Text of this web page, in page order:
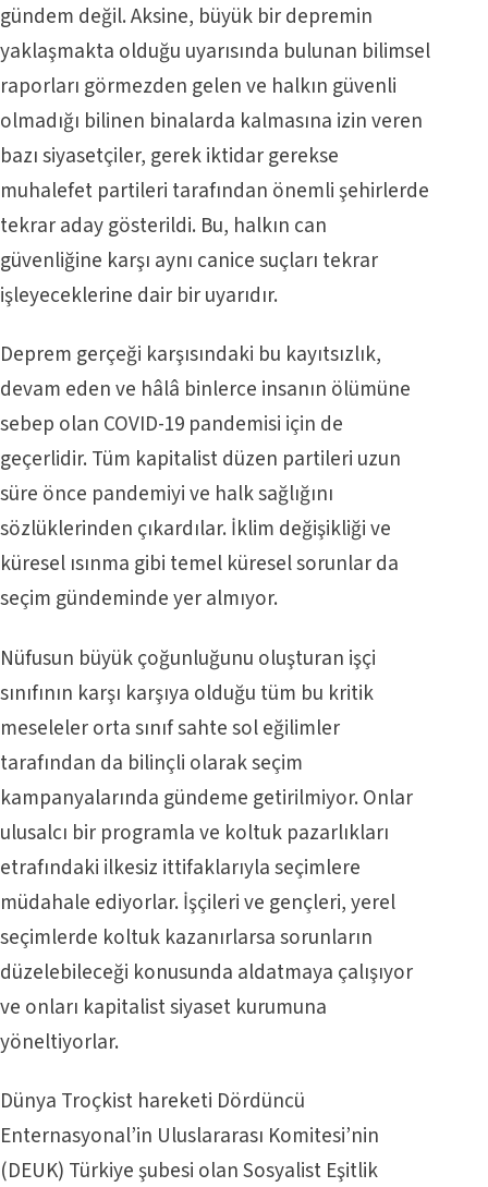
gündem değil. Aksine, büyük bir depremin
yaklaşmakta olduğu uyarısında bulunan bilimsel
raporları görmezden gelen ve halkın güvenli
olmadığı bilinen binalarda kalmasına izin veren
bazı siyasetçiler, gerek iktidar gerekse
muhalefet partileri tarafından önemli şehirlerde
tekrar aday gösterildi. Bu, halkın can
güvenliğine karşı aynı canice suçları tekrar
işleyeceklerine dair bir uyarıdır.
Deprem gerçeği karşısındaki bu kayıtsızlık,
devam eden ve hâlâ binlerce insanın ölümüne
sebep olan COVID-19 pandemisi için de
geçerlidir. Tüm kapitalist düzen partileri uzun
süre önce pandemiyi ve halk sağlığını
sözlüklerinden çıkardılar. İklim değişikliği ve
küresel ısınma gibi temel küresel sorunlar da
seçim gündeminde yer almıyor.
Nüfusun büyük çoğunluğunu oluşturan işçi
sınıfının karşı karşıya olduğu tüm bu kritik
meseleler orta sınıf sahte sol eğilimler
tarafından da bilinçli olarak seçim
kampanyalarında gündeme getirilmiyor. Onlar
ulusalcı bir programla ve koltuk pazarlıkları
etrafındaki ilkesiz ittifaklarıyla seçimlere
müdahale ediyorlar. İşçileri ve gençleri, yerel
seçimlerde koltuk kazanırlarsa sorunların
düzelebileceği konusunda aldatmaya çalışıyor
ve onları kapitalist siyaset kurumuna
yöneltiyorlar.
Dünya Troçkist hareketi Dördüncü
Enternasyonal’in Uluslararası Komitesi’nin
(DEUK) Türkiye şubesi olan Sosyalist Eşitlik